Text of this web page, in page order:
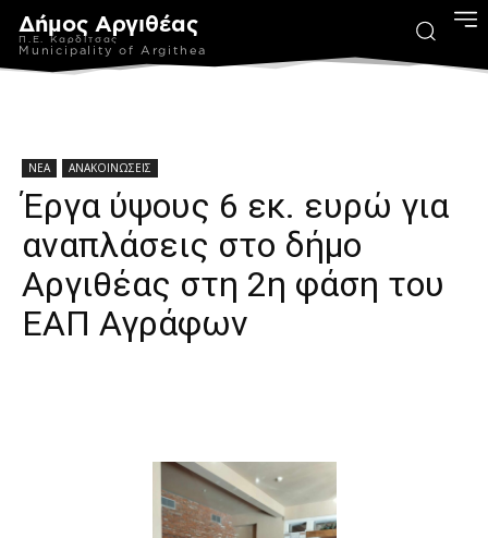
Δήμος Αργιθέας
Π.Ε. Καρδίτσας
Municipality of Argithea
ΝΕΑ ΑΝΑΚΟΙΝΩΣΕΙΣ
Έργα ύψους 6 εκ. ευρώ για
αναπλάσεις στο δήμο
Αργιθέας στη 2η φάση του
ΕΑΠ Αγράφων